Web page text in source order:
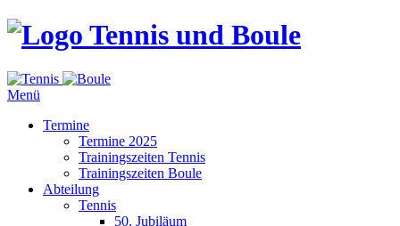
Tennis und Boule
Menü
Termine
Termine 2025
Trainingszeiten Tennis
Trainingszeiten Boule
Abteilung
Tennis
50. Jubiläum